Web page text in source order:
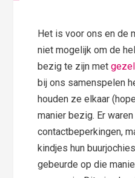
Het is voor ons en de
niet mogelijk om de
bezig te zijn met
bij ons samenspelen
houden ze elkaar
manier bezig. Er
contactbeperkingen,
kindjes hun
gebeurde op die